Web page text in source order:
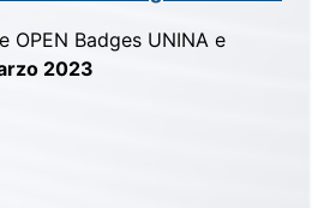
OPEN Badges UNINA e
2023